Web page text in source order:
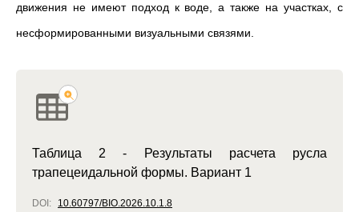
движения не имеют подход к воде, а также на участках, с
несформированными визуальными связями.
Таблица 2 - Результаты расчета русла
трапецеидальной формы. Вариант 1
DOI: 10.60797/BIO.2026.10.1.8